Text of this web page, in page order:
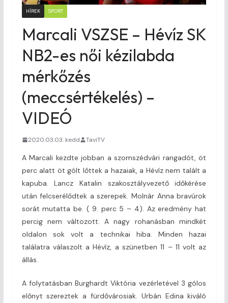
HÍREK SPORT
Marcali VSZSE – Hévíz SK
NB2-es női kézilabda
mérkőzés
(meccsértékelés) –
VIDEÓ
2020.03.03. kedd TaviTV
A Marcali kezdte jobban a szomszédvári rangadót, öt
perc alatt öt gólt lőttek a hazaiak, a Hévíz nem talált a
kapuba. Lancz Katalin szakosztályvezető időkérése
után felcserélődtek a szerepek. Molnár Anna bravúrok
sorát mutatta be. ( 9. perc 5 – 4). Az eredmény hat
percig nem változott. A nagy rohanásban mindkét
oldalon sok volt a technikai hiba. Minden hazai
találatra válaszolt a Hévíz, a szünetben 11 – 11 volt az
állás.
A folytatásban Burghardt Viktória vezérletével 3 gólos
előnyt szereztek a fürdővárosiak. Urbán Edina kiváló